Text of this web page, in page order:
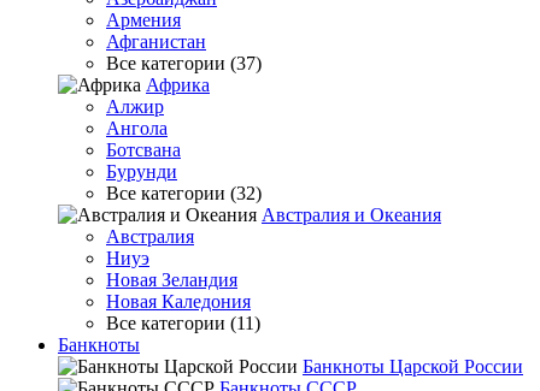
Армения
Афганистан
Все категории (37)
Африка
Алжир
Ангола
Ботсвана
Бурунди
Все категории (32)
Австралия и Океания
Австралия
Ниуэ
Новая Зеландия
Новая Каледония
Все категории (11)
Банкноты
Банкноты Царской России